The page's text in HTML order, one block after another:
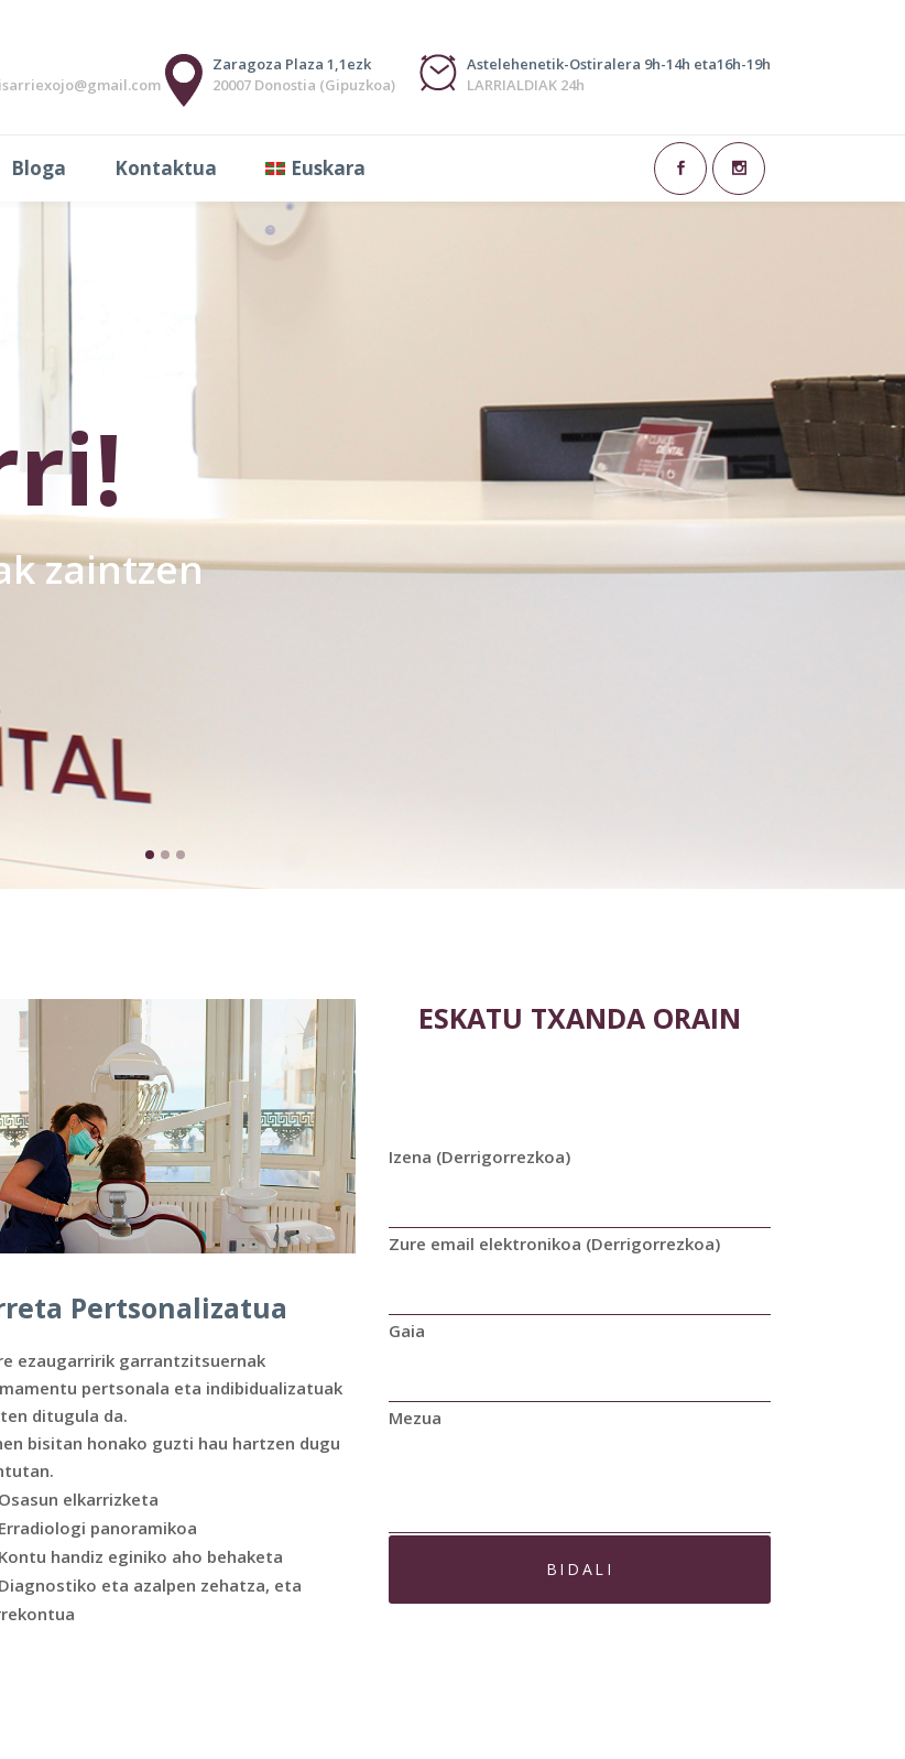
Zaragoza Plaza 1,1ezk
20007 Donostia (Gipuzkoa)
Astelehenetik-Ostiralera 9h-14h eta16h-19h
LARRIALDIAK 24h
Bloga Kontaktua Euskara
zaintzen
Pertsonalizatua
ezaugarririk garrantzitsuernak
pertsonala eta indibidualizatuak
ditugula da.
bisitan honako guzti hau hartzen dugu
Osasun elkarrizketa
Erradiologi panoramikoa
Kontu handiz eginiko aho behaketa
Diagnostiko eta azalpen zehatza, eta
ESKATU TXANDA ORAIN
Izena (Derrigorrezkoa)
Zure email elektronikoa (Derrigorrezkoa)
Gaia
Mezua